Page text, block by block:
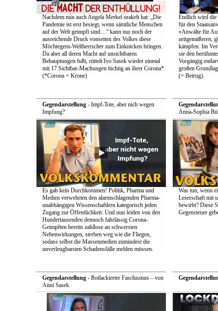
Nachdem nun auch Angela Merkel orakelt hat: „Die
Pandemie ist erst besiegt, wenn sämtliche Menschen
auf der Welt geimpft sind…“ kann nur noch der
ausreichende Druck vonseiten des Volkes diese
Möchtegern-Weltherrscher zum Einknicken bringen.
Da aber all deren Macht auf unsichtbaren
Behauptungen fußt, rüttelt Ivo Sasek wieder einmal
mit 17 Sichtbar-Machungen tüchtig an ihrer Corona*.
(*Corona = Krone)
Endlich wird die
für den
»Anwälte für
zeitgemäßeren,
kämpfen. Im
sie den
Vorgängig
großen
(= Betrug).
Gegendarstellung- Impf-Tote, aber nich wegen
Impfung?
Es gab kein Durchkommen! Politik, Pharma und
Medien verwehrten den alarmschlagenden Pharma-
unabhängigen Wissenschaftlern kategorisch jeden
Zugang zur Öffentlichkeit. Und nun leiden von den
Hundertausenden dennoch fahrlässig Corona-
Geimpften bereits zahllose an schwersten
Nebenwirkungen, sterben weg wie die Fliegen,
sodass selbst die Massenmedien zumindest die
unverleugbarsten Schadensfälle melden müssen.
Anna-Sophia
Was tun, wenn
Leserschaft mit
bewirbt? Diese
Gegensteuer
Gegendarstellung- Rotlackierter Faschismus – von
Anni Sasek